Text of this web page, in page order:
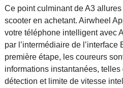
Ce point culminant de A3
scooter en achetant. Airwheel
votre téléphone intelligent avec
par l’intermédiaire de
première étape, les coureurs
informations instantanées,
détection et limite de vitesse